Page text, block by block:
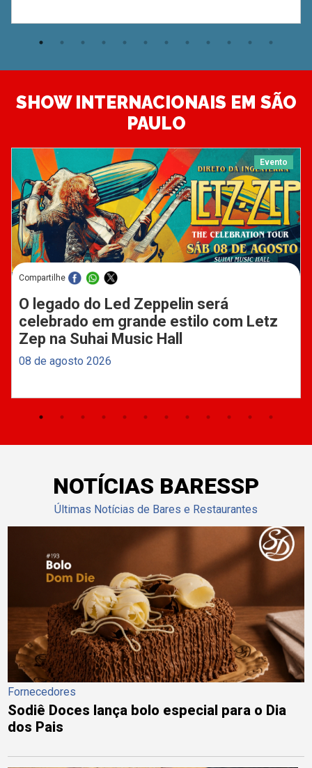
SHOW INTERNACIONAIS EM SÃO
PAULO
Evento
Compartilhe
O legado do Led Zeppelin será
celebrado em grande estilo com Letz
Zep na Suhai Music Hall
08 de agosto 2026
NOTÍCIAS BARESSP
Últimas Notícias de Bares e Restaurantes
Fornecedores
Sodiê Doces lança bolo especial para o Dia
dos Pais